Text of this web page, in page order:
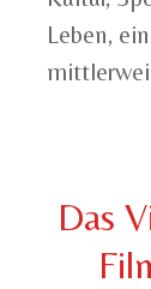
Leben,
Das